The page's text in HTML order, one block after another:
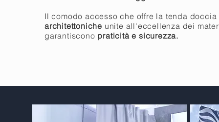
Il comodo accesso che offre la tenda doccia
architettoniche unite all'eccellenza dei
garantiscono praticità e sicurezza.